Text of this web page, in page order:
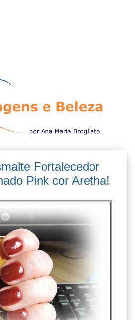
Fortalecedor
Pink cor Aretha!